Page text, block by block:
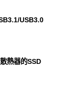
USB3.0
熱器的SSD